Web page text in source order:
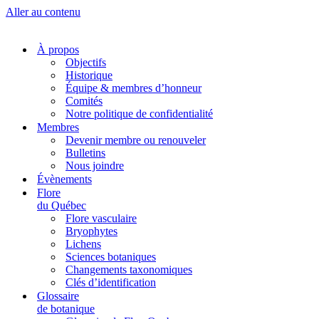
Aller au contenu
À propos
Objectifs
Historique
Équipe & membres d’honneur
Comités
Notre politique de confidentialité
Membres
Devenir membre ou renouveler
Bulletins
Nous joindre
Évènements
Flore
du Québec
Flore vasculaire
Bryophytes
Lichens
Sciences botaniques
Changements taxonomiques
Clés d’identification
Glossaire
de botanique